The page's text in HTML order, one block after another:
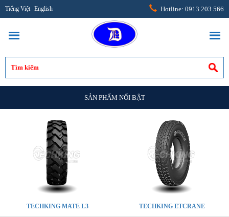
Tiếng Việt English Hotline: 0913 203 566
SẢN PHẨM NỔI BẬT
TECHKING MATE L3 TECHKING ETCRANE